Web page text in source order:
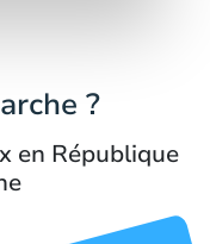
?
en République